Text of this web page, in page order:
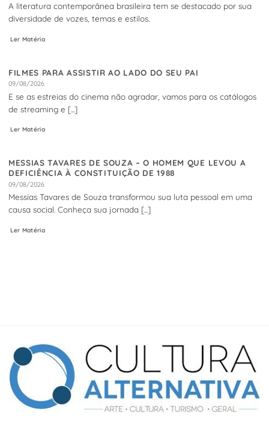
A literatura contemporânea brasileira tem se destacado por sua
diversidade de vozes, temas e estilos.
Ler Matéria
FILMES PARA ASSISTIR AO LADO DO SEU PAI
09/08/2026
E se as estreias do cinema não agradar, vamos para os catálogos
de streaming e [...]
Ler Matéria
MESSIAS TAVARES DE SOUZA – O HOMEM QUE LEVOU A
DEFICIÊNCIA À CONSTITUIÇÃO DE 1988
09/08/2026
Messias Tavares de Souza transformou sua luta pessoal em uma
causa social. Conheça sua jornada [...]
Ler Matéria